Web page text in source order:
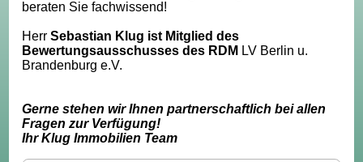
beraten Sie fachwissend!
HerrSebastian Klug ist Mitglied des
Bewertungsausschusses des RDM LV Berlin u.
Brandenburg e.V.
Gerne stehen wir Ihnen partnerschaftlich bei allen
Fragen zur Verfügung!
Ihr Klug Immobilien Team